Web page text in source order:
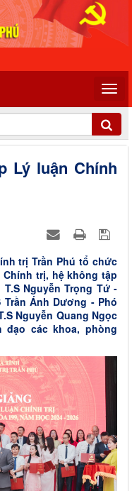
Lý luận Chính
trị Trần Phú tổ chức
trị, hệ không tập
Nguyễn Trọng Tứ -
Ánh Dương - Phó
Nguyễn Quang Ngọc
các khoa, phòng